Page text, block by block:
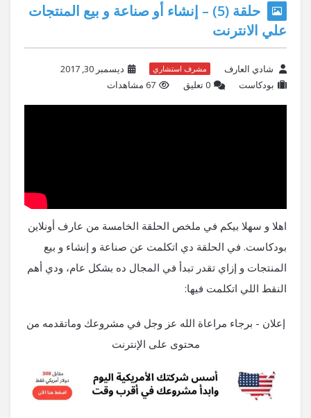
حلقة (5) – إنشاء أو صناعة و بيع المنتجات
علي الانترنت
شادي العارف مشرف استشاري
ديسمبر 30, 2017
بودكاست
‫0 تعليق 67 مشاهدات
اهلا و سهلا بيكم في ملخص الحلقة الخامسة من عارف أونلاين
بودكاست. في الحلقة دي اتكلمت عن صناعة و إنشاء و بيع
المنتجات و إزاي تقدر تبدأ في المجال ده بشكل عام، ودي أهم
النقط اللي اتكلمت فيها:
إعلان - برجاء مراعاة الله عز وجل في مشروعك وماتقدمه من
محتوى على الإنترنت